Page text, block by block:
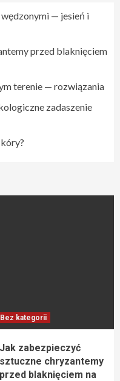
— jesień i
przed blaknięciem
terenie — rozwiązania
zadaszenie
Bez kategorii
Jak zabezpieczyć
sztuczne chryzantemy
przed blaknięciem na